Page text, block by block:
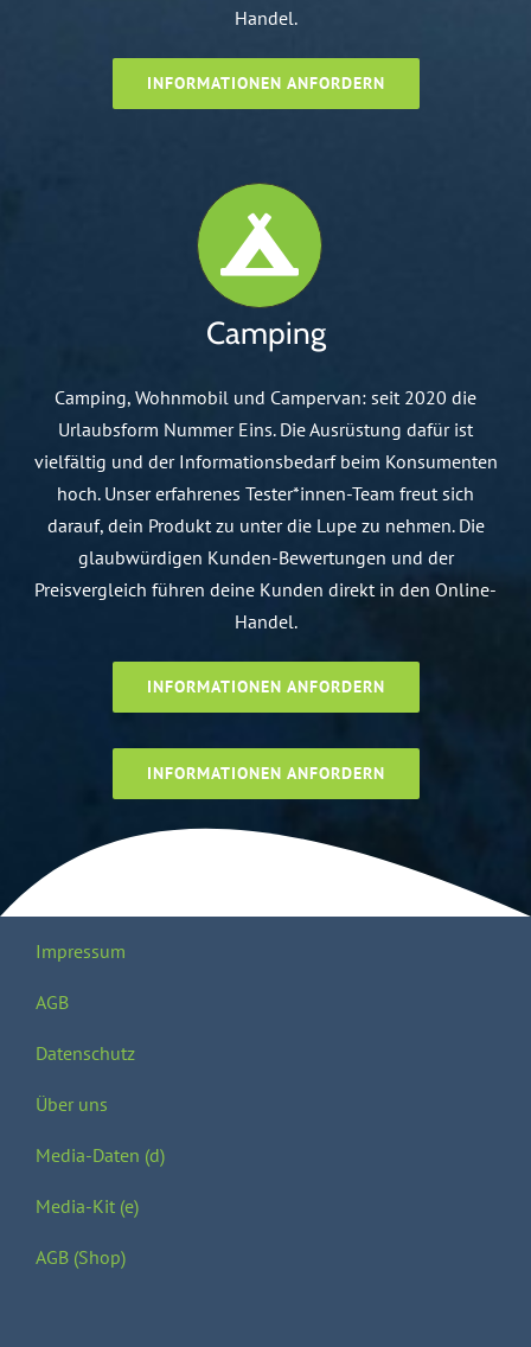
Handel.
INFORMATIONEN ANFORDERN
Camping
Camping, Wohnmobil und Campervan: seit 2020 die
Urlaubsform Nummer Eins. Die Ausrüstung dafür ist
vielfältig und der Informationsbedarf beim Konsumenten
hoch. Unser erfahrenes Tester*innen-Team freut sich
darauf, dein Produkt zu unter die Lupe zu nehmen. Die
glaubwürdigen Kunden-Bewertungen und der
Preisvergleich führen deine Kunden direkt in den Online-
Handel.
INFORMATIONEN ANFORDERN
INFORMATIONEN ANFORDERN
Impressum
AGB
Datenschutz
Über uns
Media-Daten (d)
Media-Kit (e)
AGB (Shop)